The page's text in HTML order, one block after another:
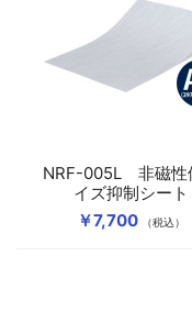
￥7,700 （税込）
NRF-005L 非磁性
イズ抑制シート